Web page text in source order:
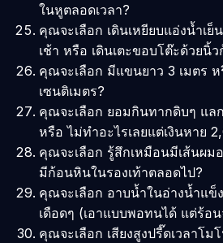
ในหูตลอดเวลา?
คุณจะเลือก เดินเหยียบแอ่งน้ำเย็
เช้า หรือ เดินเตะขอบโต๊ะด้วยนิ้ว
คุณจะเลือก มีแขนยาว 3 เมตร
เซนติเมตร?
คุณจะเลือก ยอมกินทากดิบๆ แล
หรือ ไม่ทำอะไรเลยแต่เงินหาย
คุณจะเลือก รู้สึกเหมือนมีเส้นผม
มีก้อนหินในรองเท้าตลอดไป?
คุณจะเลือก อาบน้ำในอ่างน้ำแข็
เดือดๆ (เอาแบบพอทนได้ แต่ร้อ
คุณจะเลือก เสียงสูงปรี๊ดเวลาโม